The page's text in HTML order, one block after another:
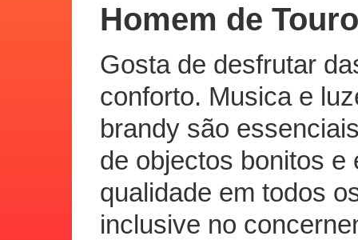
Homem de Touro
Gosta de desfrutar
conforto. Musica e
brandy são
de objectos bonitos e
qualidade em todos
inclusive no